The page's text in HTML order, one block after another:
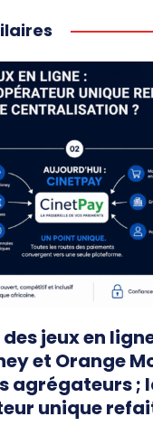
jeux en
et Orange
agrégateurs ;
unique